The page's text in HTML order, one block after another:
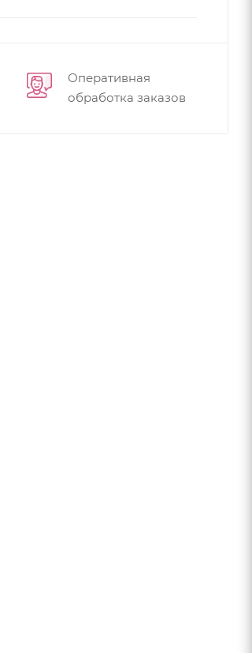
Оперативная
обработка заказов